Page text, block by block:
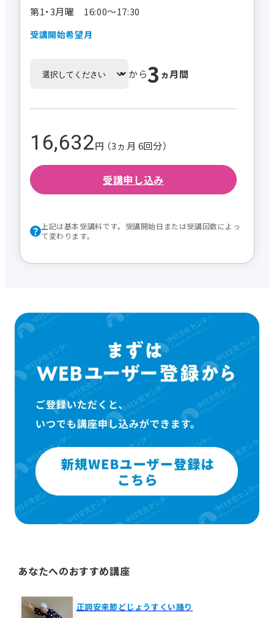
第1・3月曜 16:00～17:30
受講開始希望月
から3 ヵ月間
16,632円 （3ヵ月 6回分）
受講申し込み
上記は基本受講料です。受講開始日または受講回数によっ
て変わります。
あなたへのおすすめ講座
正調安来節どじょうすくい踊り